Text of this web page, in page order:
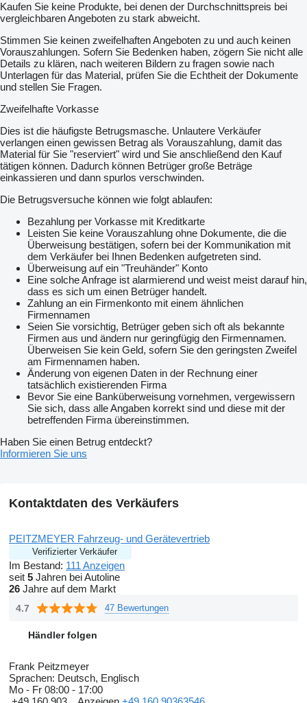
Kaufen Sie keine Produkte, bei denen der Durchschnittspreis bei
vergleichbaren Angeboten zu stark abweicht.
Stimmen Sie keinen zweifelhaften Angeboten zu und auch keinen
Vorauszahlungen. Sofern Sie Bedenken haben, zögern Sie nicht alle
Details zu klären, nach weiteren Bildern zu fragen sowie nach
Unterlagen für das Material, prüfen Sie die Echtheit der Dokumente
und stellen Sie Fragen.
Zweifelhafte Vorkasse
Dies ist die häufigste Betrugsmasche. Unlautere Verkäufer
verlangen einen gewissen Betrag als Vorauszahlung, damit das
Material für Sie "reserviert" wird und Sie anschließend den Kauf
tätigen können. Dadurch können Betrüger große Beträge
einkassieren und dann spurlos verschwinden.
Die Betrugsversuche können wie folgt ablaufen:
Bezahlung per Vorkasse mit Kreditkarte
Leisten Sie keine Vorauszahlung ohne Dokumente, die die
Überweisung bestätigen, sofern bei der Kommunikation mit
dem Verkäufer bei Ihnen Bedenken aufgetreten sind.
Überweisung auf ein "Treuhänder" Konto
Eine solche Anfrage ist alarmierend und weist meist darauf hin,
dass es sich um einen Betrüger handelt.
Zahlung an ein Firmenkonto mit einem ähnlichen
Firmennamen
Seien Sie vorsichtig, Betrüger geben sich oft als bekannte
Firmen aus und ändern nur geringfügig den Firmennamen.
Überweisen Sie kein Geld, sofern Sie den geringsten Zweifel
am Firmennamen haben.
Änderung von eigenen Daten in der Rechnung einer
tatsächlich existierenden Firma
Bevor Sie eine Banküberweisung vornehmen, vergewissern
Sie sich, dass alle Angaben korrekt sind und diese mit der
betreffenden Firma übereinstimmen.
Haben Sie einen Betrug entdeckt?
Informieren Sie uns
Kontaktdaten des Verkäufers
PEITZMEYER Fahrzeug- und Gerätevertrieb
Verifizierter Verkäufer
Im Bestand: 111 Anzeigen
seit 5 Jahren bei Autoline
26 Jahre auf dem Markt
4.7 47 Bewertungen
Händler folgen
Frank Peitzmeyer
Sprachen: Deutsch, Englisch
Mo - Fr 08:00 - 17:00